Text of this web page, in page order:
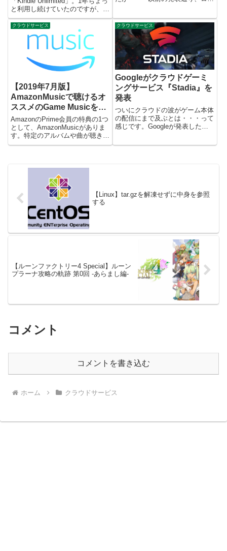
と利用し続けていたのですが、こ
の度解約することといたしまし
た。何が理由で、とかなぜこのタ
イミングで、などなど色々整理し
てみたので、どうせならブログに
もまとめようと...
すね・・・。非常に残念で
す・・・。とりあえず情報整理を
兼ねて記事にしてみます。...
クラウドサービス
【2019年7月版】
AmazonMusicで聴けるオ
ススメのGame Musicをま
とめてみた【Prime会員】
AmazonのPrime会員の特典の1つ
として、AmazonMusicがありま
す。特定のアルバムや曲が聴き放
題、ダウンロードすることでネッ
の良いサービスだと思います。と
いうか、私も...
クラウドサービス
Googleがクラウドゲーミ
ングサービス『Stadia』を
発表
ついにクラウドの波がゲーム本体
の配信にまで及ぶとは・・・って
感じです。Googleが発表した、
【Linux】tar.gzを解凍せずに中身を参照
する
【ルーンファクトリー4 Special】ルーン
プラーナ攻略の軌跡 第0回 -あらまし編-
コメント
コメントを書き込む
ホーム クラウドサービス